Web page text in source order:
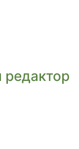
редактор